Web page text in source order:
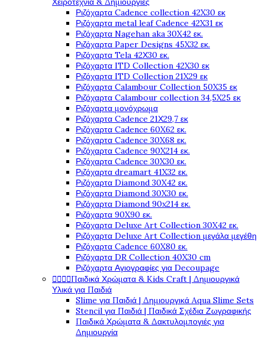
Ριζόχαρτα Cadence collection 42X30 εκ
Ριζόχαρτα metal leaf Cadence 42X31 εκ
Ριζόχαρτα Nagehan aka 30X42 εκ.
Ριζόχαρτα Paper Designs 45X32 εκ.
Ριζόχαρτα Tela 42Χ30 εκ.
Ριζόχαρτα ITD Collection 42X30 εκ
Ριζόχαρτα ITD Collection 21X29 εκ
Ριζόχαρτα Calambour Collection 50X35 εκ
Ριζόχαρτα Calambour collection 34,5X25 εκ
Ριζόχαρτα μονόχρωμα
Ριζόχαρτα Cadence 21Χ29,7 εκ
Ριζόχαρτα Cadence 60X62 εκ.
Ριζόχαρτα Cadence 30X68 εκ.
Ριζόχαρτα Cadence 90X214 εκ.
Ριζόχαρτα Cadence 30X30 εκ.
Ριζόχαρτα dreamart 41X32 εκ.
Ριζόχαρτα Diamond 30X42 εκ.
Ριζόχαρτα Diamond 30X30 εκ.
Ριζόχαρτα Diamond 90x214 εκ.
Ριζόχαρτα 90X90 εκ.
Ριζόχαρτα Deluxe Art Collection 30X42 εκ.
Ριζόχαρτα Deluxe Art Collection μεγάλα μεγέθη
Ριζόχαρτα Cadence 60X80 εκ.
Ριζόχαρτα DR Collection 40X30 cm
Ριζόχαρτα Αγιογραφίες για Decoupage
Παιδικά Χρώματα & Kids Craft | Δημιουργικά
Υλικά για Παιδιά
Slime για Παιδιά | Δημιουργικά Aqua Slime Sets
Stencil για Παιδιά | Παιδικά Σχέδια Ζωγραφικής
Παιδικά Χρώματα & Δακτυλομπογιές για
Δημιουργία